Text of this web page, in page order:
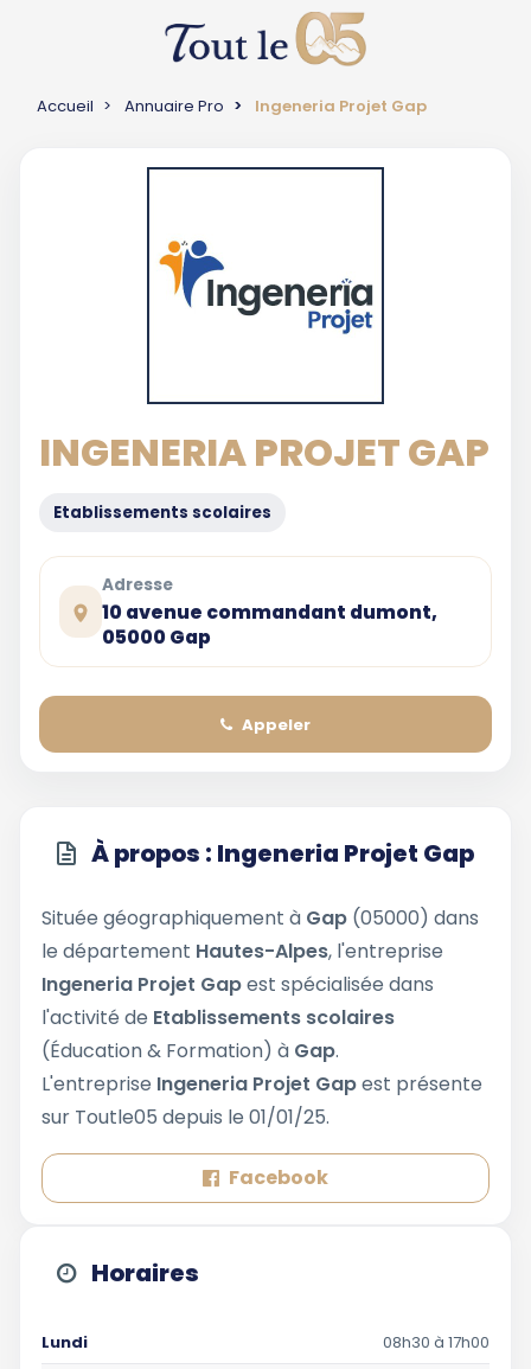
Accueil Annuaire Pro Ingeneria Projet Gap
INGENERIA PROJET GAP
Etablissements scolaires
Adresse
10 avenue commandant dumont,
05000 Gap
Appeler
À propos : Ingeneria Projet Gap
Située géographiquement à Gap (05000) dans
le département Hautes-Alpes, l'entreprise
Ingeneria Projet Gapest spécialisée dans
l'activité de Etablissements scolaires
(Éducation & Formation) à Gap.
L'entreprise Ingeneria Projet Gapest présente
sur Toutle05 depuis le 01/01/25.
Facebook
Horaires
Lundi
08h30 à 17h00